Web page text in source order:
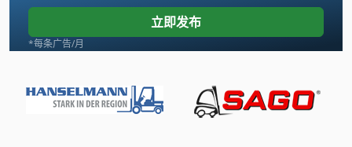
木 车床
木工车床
板材盒
立即发布
*每条广告/月